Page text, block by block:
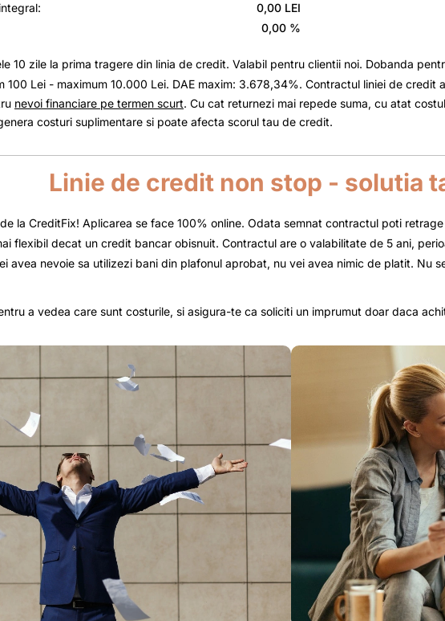
0,00 LEI
0,00 %
10 zile la prima tragere din linia de credit. Valabil pentru clientii noi. Dobanda
100 Lei - maximum 10.000 Lei. DAE maxim: 3.678,34%. Contractul liniei de credit
nevoi financiare pe termen scurt. Cu cat returnezi mai repede suma, cu atat
costuri suplimentare si poate afecta scorul tau de credit.
Linie de credit non stop - solutia
la CreditFix! Aplicarea se face 100% online. Odata semnat contractul poti
flexibil decat un credit bancar obisnuit. Contractul are o valabilitate de 5 ani,
avea nevoie sa utilizezi bani din plafonul aprobat, nu vei avea nimic de platit. Nu
a vedea care sunt costurile, si asigura-te ca soliciti un imprumut doar daca